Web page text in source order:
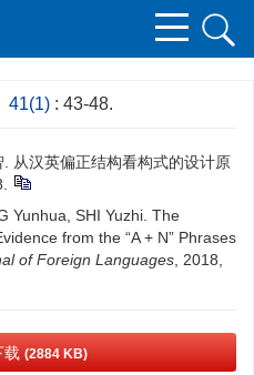
41(1) : 43-48.
从汉英偏正结构看构式的设计原
Yunhua, SHI Yuzhi. The
from the “A + N” Phrases
of Foreign Languages , 2018,
载 (2884 KB)